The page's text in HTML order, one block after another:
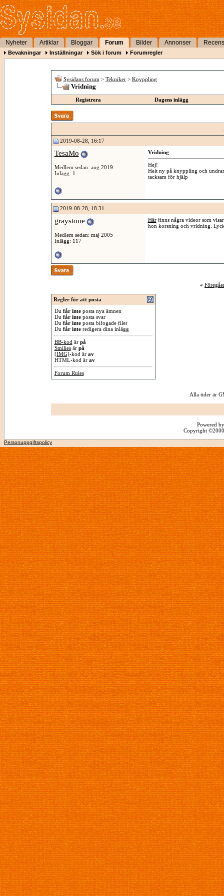
Nyheter Artiklar Bloggar Forum Bilder Annonser
Bevakningar Inställningar Sök i forum Forumregler
Sysidans forum > Tekniker > Knyppling
Vridning
Registrera Dagens inlägg
2019-08-28, 16:17
TesaMo
Medlem sedan: aug 2019
Inlägg: 1
Vridning
Hej!
Helt ny på knyppling och
tacksam för hjälp
2019-08-28, 18:31
graystone
Medlem sedan: maj 2005
Inlägg: 117
Härfinns några videor som
hon korsning och vridning.
«
Regler för att posta
Du får inteposta nya ämnen
Du får inteposta svar
Du får inteposta bifogade filer
Du får interedigera dina inlägg
BB-kod är på
Smiliesär på
[IMG]-kod är av
HTML-kod är av
Forum Rules
Alla tider är
Powered
Copyright
Personuppgiftspolicy